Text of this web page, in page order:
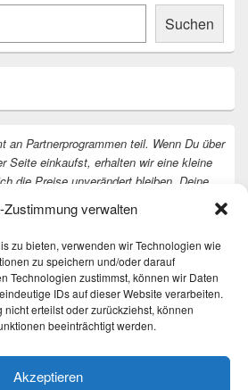
Zustimmung verwalten
zu bieten, verwenden wir Technologien wie
zu speichern und/oder darauf
Technologien zustimmst, können wir Daten
IDs auf dieser Website verarbeiten.
erteilst oder zurückziehst, können
beeinträchtigt werden.
Akzeptieren
Suchen
an Partnerprogrammen teil. Wenn Du über
Seite einkaufst, erhalten wir eine kleine
die Preise unverändert bleiben. Deine